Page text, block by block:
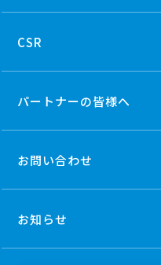
CSR
パートナーの皆様へ
お問い合わせ
お知らせ